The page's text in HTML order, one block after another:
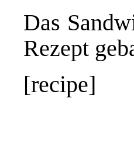
Das
Rezept
[recipe]